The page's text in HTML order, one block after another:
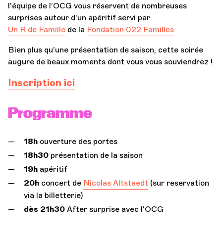
l'équipe de l’OCG vous réservent de nombreuses
surprises autour d'un apéritif servi par
Un R de Famille de la Fondation 022 Familles
Bien plus qu’une présentation de saison, cette soirée
augure de beaux moments dont vous vous souviendrez !
Inscription ici
Programme
18h ouverture des portes
18h30 présentation de la saison
19h apéritif
20h concert de Nicolas Altstaedt (sur reservation
via la billetterie)
dès 21h30 After surprise avec l'OCG